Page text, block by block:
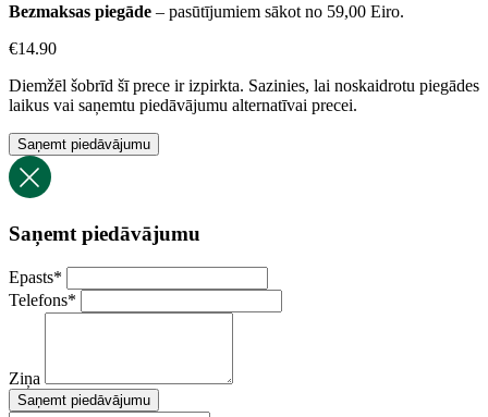
Bezmaksas piegāde – pasūtījumiem sākot no 59,00 Eiro.
€14.90
Diemžēl šobrīd šī prece ir izpirkta. Sazinies, lai noskaidrotu piegādes
laikus vai saņemtu piedāvājumu alternatīvai precei.
Saņemt piedāvājumu
Saņemt piedāvājumu
Epasts*
Telefons*
Ziņa
Saņemt piedāvājumu